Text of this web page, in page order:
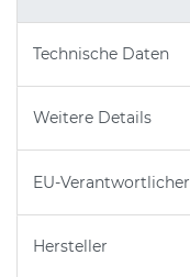
Technische Daten
Weitere Details
EU-Verantwortlicher
Hersteller